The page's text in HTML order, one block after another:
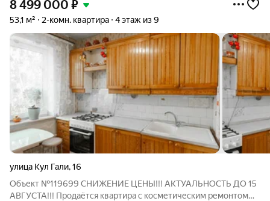
8 499 000 ₽
53,1 м² 2-комн. квартира 4 этаж из 9
улица Кул Гали,16
Объект №119699 СНИЖЕНИЕ ЦЕНЫ!!! АКТУАЛЬНОСТЬ ДО 15
АВГУСТА!!! Продаётся квартира с косметическим ремонтом